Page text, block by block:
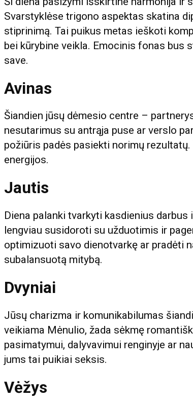
Svarstyklėse trigono aspektas skatina
stiprinimą. Tai puikus metas ieškoti
bei kūrybine veikla. Emocinis fonas bus
save.
Avinas
Šiandien jūsų dėmesio centre –
nesutarimus su antrąja puse ar verslo
požiūris padės pasiekti norimų
energijos.
Jautis
Diena palanki tvarkyti kasdienius
lengviau susidoroti su užduotimis ir
optimizuoti savo dienotvarkę ar pradėti
subalansuotą mitybą.
Dvyniai
Jūsų charizma ir komunikabilumas
veikiama Mėnulio, žada sėkmę
pasimatymui, dalyvavimui renginyje ar
jums tai puikiai seksis.
Vėžys